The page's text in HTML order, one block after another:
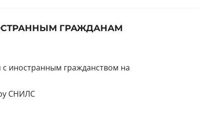
ГРАЖДАНАМ
иностранным гражданством на
СНИЛС